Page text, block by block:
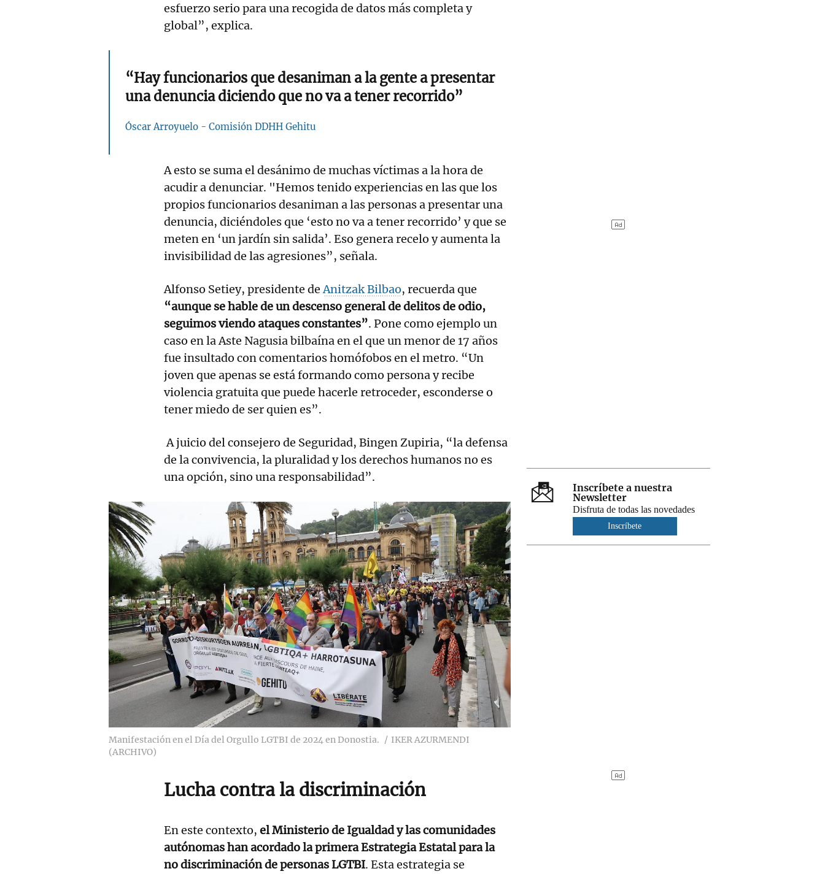
esfuerzo serio para una recogida de datos más completa y
global”, explica.
“Hay funcionarios que desaniman a la gente a presentar
una denuncia diciendo que no va a tener recorrido”
Óscar Arroyuelo - Comisión DDHH Gehitu
A esto se suma el desánimo de muchas víctimas a la hora de
acudir a denunciar. "Hemos tenido experiencias en las que los
propios funcionarios desaniman a las personas a presentar una
denuncia, diciéndoles que ‘esto no va a tener recorrido’ y que se
meten en ‘un jardín sin salida’. Eso genera recelo y aumenta la
invisibilidad de las agresiones”, señala.
Alfonso Setiey, presidente deAnitzak Bilbao, recuerda que
“aunque se hable de un descenso general de delitos de odio,
seguimos viendo ataques constantes”. Pone como ejemplo un
caso en la Aste Nagusia bilbaína en el que un menor de 17 años
fue insultado con comentarios homófobos en el metro. “Un
joven que apenas se está formando como persona y recibe
violencia gratuita que puede hacerle retroceder, esconderse o
tener miedo de ser quien es”.
A juicio del consejero de Seguridad, Bingen Zupiria, “la defensa
de la convivencia, la pluralidad y los derechos humanos no es
una opción, sino una responsabilidad”.
Manifestación en el Día del Orgullo LGTBI de 2024 en Donostia.
IKER AZURMENDI
(ARCHIVO)
Lucha contra la discriminación
En este contexto, el Ministerio de Igualdad y las comunidades
autónomas han acordado la primera Estrategia Estatal para la
no discriminación de personas LGTBI. Esta estrategia se
Inscríbete a nuestra
Newsletter
Disfruta de todas las novedades
Inscríbete